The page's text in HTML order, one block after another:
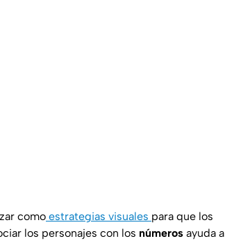
como estrategias visuales para que los
los personajes con los números ayuda a